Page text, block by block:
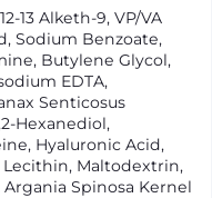
13 Alketh-9, VP/VA
Sodium Benzoate,
Butylene Glycol,
EDTA,
Senticosus
Hexanediol,
Hyaluronic Acid,
Maltodextrin,
Spinosa Kernel